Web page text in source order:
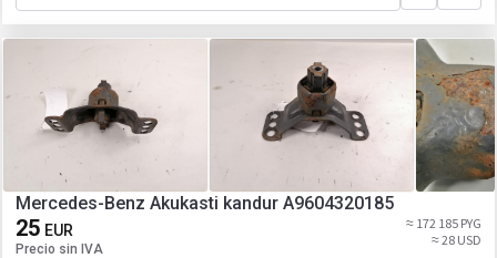
Mercedes-Benz Akukasti kandur A9604320185
25 EUR
Precio sin IVA
≈ 172 185 PYG
≈ 28 USD